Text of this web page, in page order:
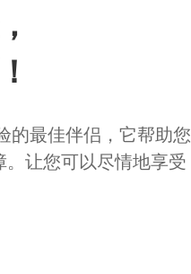
的最佳伴侣，它帮助您
让您可以尽情地享受